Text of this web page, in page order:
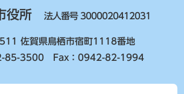
役所 法人番号 3000020412031
佐賀県鳥栖市宿町1118番地
85-3500 Fax：0942-82-1994